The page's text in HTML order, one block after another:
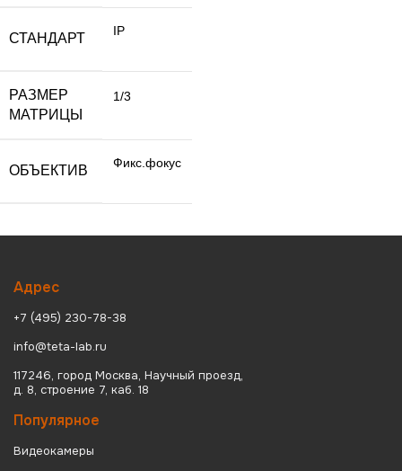
СТАНДАРТ IP
РАЗМЕР
МАТРИЦЫ
1/3
ОБЪЕКТИВ Фикс.фокус
Адрес
+7 (495) 230-78-38
info@teta-lab.ru
117246, город Москва, Научный проезд,
д. 8, строение 7, каб. 18
Популярное
Видеокамеры